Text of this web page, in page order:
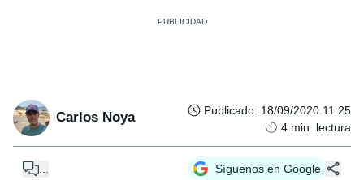
Carlos Noya Publicado: 18/09/2020 11:25
4 min. lectura
Síguenos en Google